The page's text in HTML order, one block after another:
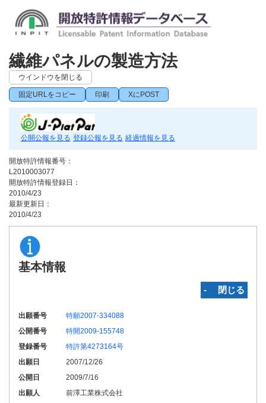
繊維パネルの製造方法
ウインドウを閉じる
固定URLをコピー 印刷 XにPOST
公開公報を見る 登録公報を見る 経過情報を見る
開放特許情報番号：
L2010003077
開放特許情報登録日：
2010/4/23
最新更新日：
2010/4/23
基本情報
‐ 閉じる
出願番号
特願2007-334088
公開番号
特開2009-155748
登録番号
特許第4273164号
出願日
2007/12/26
公開日
2009/7/16
出願人
前澤工業株式会社